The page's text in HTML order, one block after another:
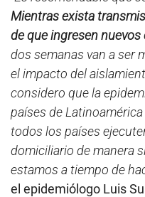
Mientras exista
de que ingresen
dos semanas van a ser
el impacto del
considero que la
países de
todos los países
domiciliario de manera
estamos a tiempo de
el epidemiólogo Luis